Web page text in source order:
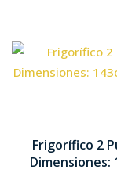
Frigorífico 2
Dimensiones:
Control